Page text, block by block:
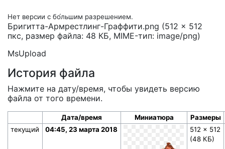
Нет версии с бо́льшим разрешением.
Бригитта-Армрестлинг-Граффити.png (512 × 512
пкс, размер файла: 48 КБ, MIME-тип: image/png)
MsUpload
История файла
Нажмите на дату/время, чтобы увидеть версию
файла от того времени.
Дата/время Миниатюра
Размеры
текущий
04:45, 23 марта 2018
512 × 512
(48 КБ)